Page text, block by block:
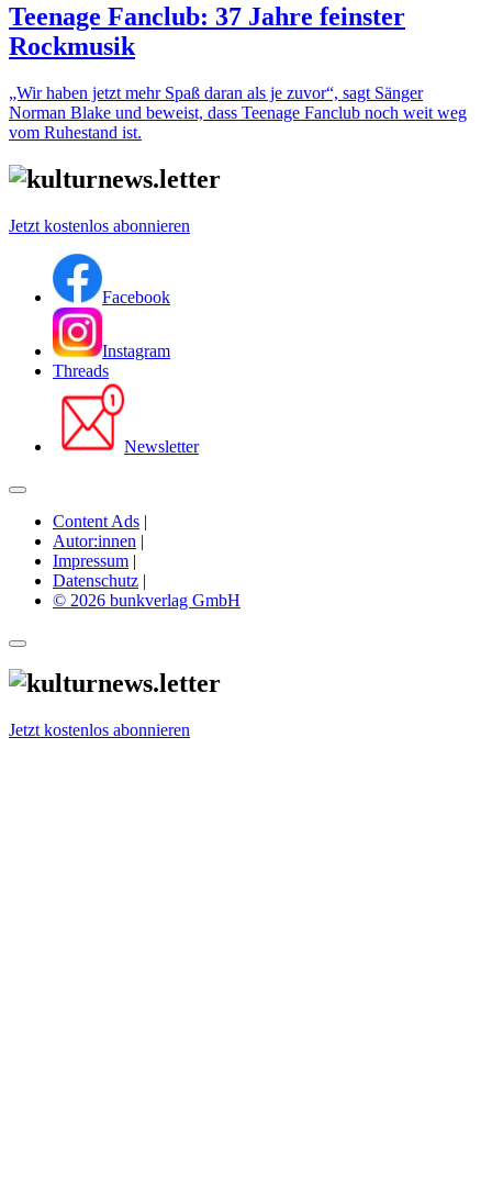
Teenage Fanclub: 37 Jahre feinster
Rockmusik
„Wir haben jetzt mehr Spaß daran als je zuvor“, sagt Sänger
Norman Blake und beweist, dass Teenage Fanclub noch weit weg
vom Ruhestand ist.
Jetzt kostenlos abonnieren
Facebook
Instagram
Threads
Newsletter
Content Ads |
Autor:innen |
Impressum |
Datenschutz |
© 2026 bunkverlag GmbH
Jetzt kostenlos abonnieren